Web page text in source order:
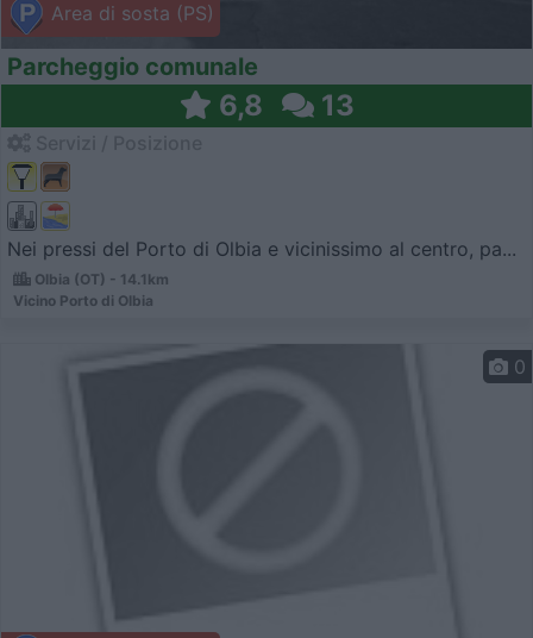
Area di sosta (PS)
Parcheggio comunale
6,8 13
Nei pressi del Porto di Olbia e vicinissimo al centro, pa...
Olbia (OT) - 14.1km
Vicino Porto di Olbia
0